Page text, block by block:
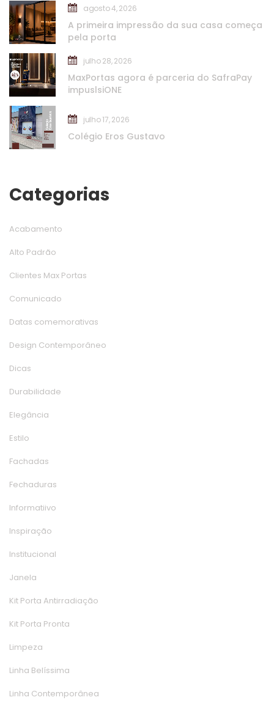
agosto 4, 2026
A primeira impressão da sua casa começa
pela porta
julho 28, 2026
MaxPortas agora é parceria do SafraPay
impuslsiONE
julho 17, 2026
Colégio Eros Gustavo
Categoria
Acabamento
Alto Padrão
Clientes Max Porta
Comunicado
Datas comemorativa
Design Contemporâneo
Dica
Durabilidade
Elegância
Estilo
Fachada
Fechadura
Informatiivo
Inspiração
Institucional
Janela
Kit Porta Antirradiação
Kit Porta Pronta
Limpeza
Linha Belíssima
Linha Contemporânea